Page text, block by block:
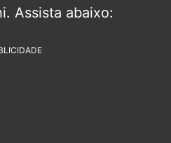
Assista abaixo: